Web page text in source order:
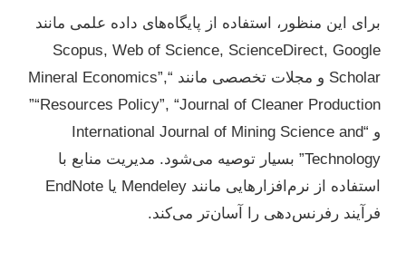
برای این منظور، استفاده از پایگاه‌های داده علمی مانند
Scopus, Web of Science, ScienceDirect, Google
Scholar و مجلات تخصصی مانند “Mineral Economics”,
“Resources Policy”, “Journal of Cleaner Production”
و “International Journal of Mining Science and
Technology” بسیار توصیه می‌شود. مدیریت منابع با
استفاده از نرم‌افزارهایی مانند Mendeley یا EndNote
فرآیند رفرنس‌دهی را آسان‌تر می‌کند.